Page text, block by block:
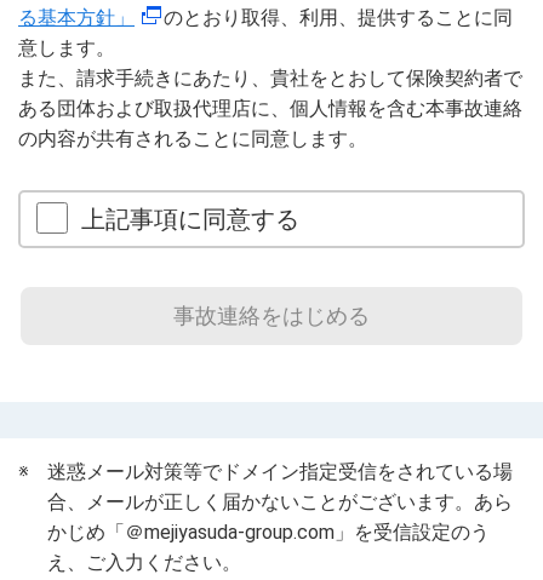
る基本方針」
のとおり取得、利用、提供することに同
意します。
また、請求手続きにあたり、貴社をとおして保険契約者で
ある団体および取扱代理店に、個人情報を含む本事故連絡
の内容が共有されることに同意します。
上記事項に同意する
※
迷惑メール対策等でドメイン指定受信をされている場
合、メールが正しく届かないことがございます。あら
かじめ「＠mejiyasuda-group.com」を受信設定のう
え、ご入力ください。